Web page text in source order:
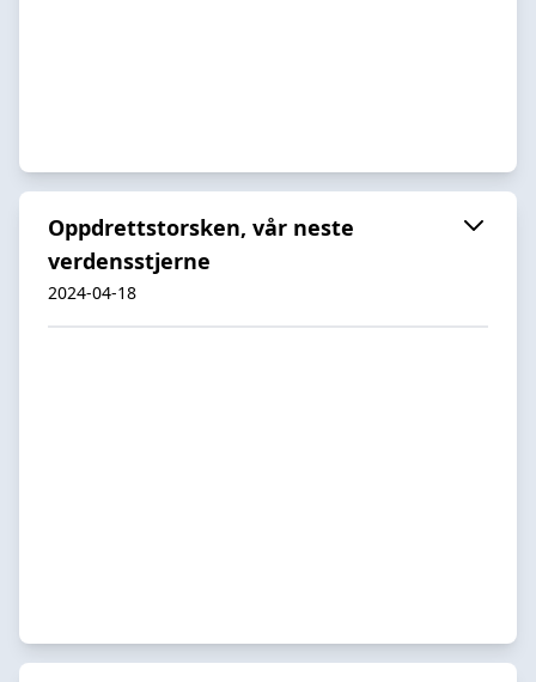
Oppdrettstorsken, vår neste
verdensstjerne
2024-04-18